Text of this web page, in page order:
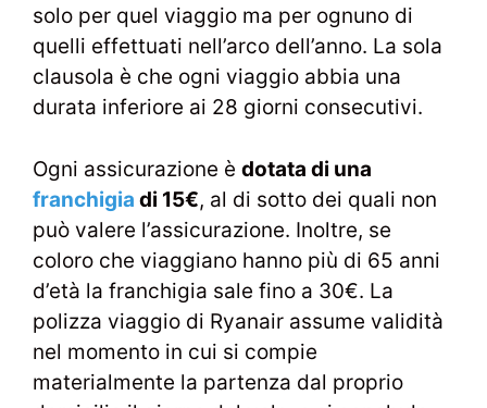
solo per quel viaggio ma per ognuno di
quelli effettuati nell’arco dell’anno. La sola
clausola è che ogni viaggio abbia una
durata inferiore ai 28 giorni consecutivi.
Ogni assicurazione è dotata di una
franchigia di 15€, al di sotto dei quali non
può valere l’assicurazione. Inoltre, se
coloro che viaggiano hanno più di 65 anni
d’età la franchigia sale fino a 30€. La
polizza viaggio di Ryanair assume validità
nel momento in cui si compie
materialmente la partenza dal proprio